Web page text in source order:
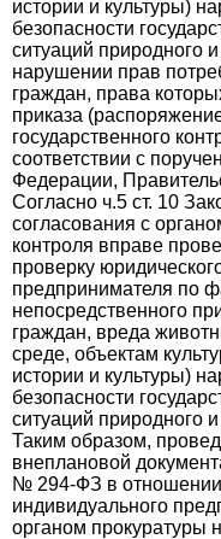
истории и культуры)
безопасности
ситуаций природного
нарушении прав
граждан, права
приказа
государственного
соответствии с
Федерации,
Согласно ч.5 ст. 10
согласования с
контроля вправе
проверку
предпринимателя по
непосредственного
граждан, вреда
среде, объектам
истории и культуры)
безопасности
ситуаций природного
Таким образом,
внеплановой
№ 294-ФЗ в отношении
индивидуального
органом прокуратуры